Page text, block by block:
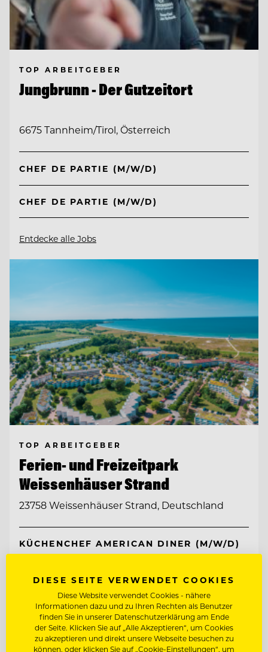
TOP ARBEITGEBER
Jungbrunn - Der Gutzeitort
6675 Tannheim/Tirol, Österreich
CHEF DE PARTIE (M/W/D)
CHEF DE PARTIE (M/W/D)
Entdecke alle Jobs
TOP ARBEITGEBER
Ferien- und Freizeitpark
Weissenhäuser Strand
23758 Weissenhäuser Strand, Deutschland
KÜCHENCHEF AMERICAN DINER (M/W/D)
KÜCHENCHEF MÖWENBRÄU (M/W/D)
Entdecke alle Jobs
DIESE SEITE VERWENDET COOKIES
Diese Website verwendet Cookies - nähere
Informationen dazu und zu Ihren Rechten als Benutzer
finden Sie in unserer Datenschutzerklärung am Ende
der Seite. Klicken Sie auf „Alle Akzeptieren“, um Cookies
zu akzeptieren und direkt unsere Webseite besuchen zu
können, oder klicken Sie auf „Cookie-Einstellungen“, um